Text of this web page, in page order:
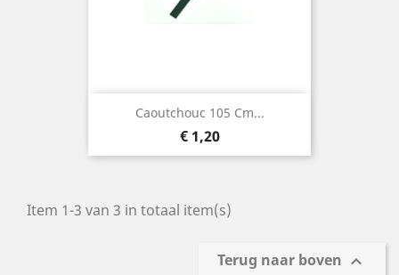
Caoutchouc 105 Cm...
Prijs
€ 1,20
Item 1-3 van 3 in totaal item(s)
Terug naar boven 